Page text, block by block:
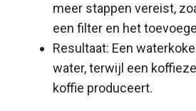
meer stappen vereist,
een filter en het
Resultaat: Een
water, terwijl een
koffie produceert.